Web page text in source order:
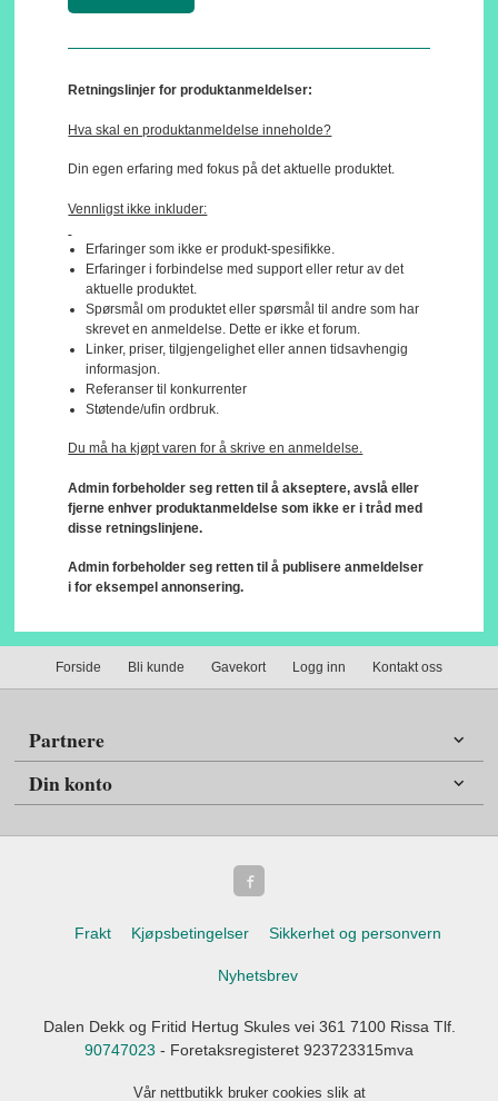
Retningslinjer for produktanmeldelser:
Hva skal en produktanmeldelse inneholde?
Din egen erfaring med fokus på det aktuelle produktet.
Vennligst ikke inkluder:
Erfaringer som ikke er produkt-spesifikke.
Erfaringer i forbindelse med support eller retur av det
aktuelle produktet.
Spørsmål om produktet eller spørsmål til andre som har
skrevet en anmeldelse. Dette er ikke et forum.
Linker, priser, tilgjengelighet eller annen tidsavhengig
informasjon.
Referanser til konkurrenter
Støtende/ufin ordbruk.
Du må ha kjøpt varen for å skrive en anmeldelse.
Admin forbeholder seg retten til å akseptere, avslå eller
fjerne enhver produktanmeldelse som ikke er i tråd med
disse retningslinjene.
Admin forbeholder seg retten til å publisere anmeldelser
i for eksempel annonsering.
Forside Bli kunde Gavekort Logg inn Kontakt oss
Partnere
Din konto
Frakt Kjøpsbetingelser Sikkerhet og personvern
Nyhetsbrev
Dalen Dekk og Fritid Hertug Skules vei 361 7100 Rissa Tlf.
90747023 - Foretaksregisteret 923723315mva
Vår nettbutikk bruker cookies slik at